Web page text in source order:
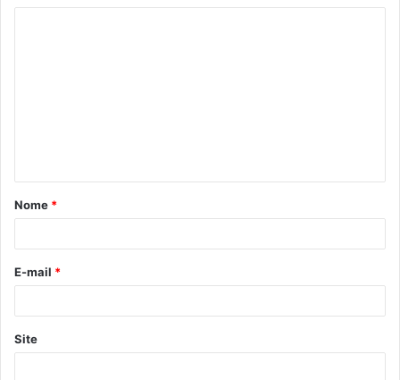
Nome *
E-mail *
Site